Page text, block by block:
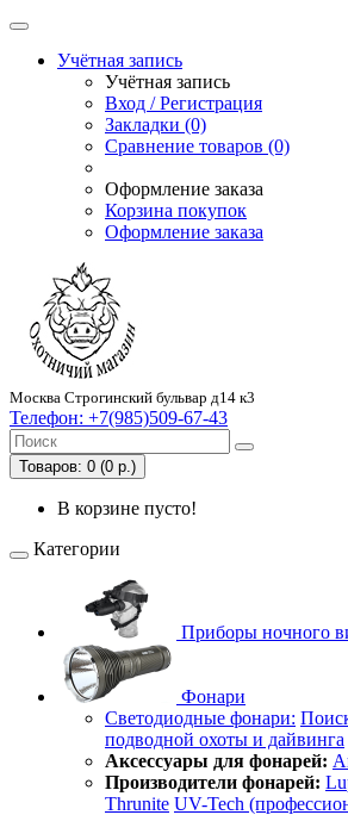
Учётная запись
Учётная запись
Вход / Регистрация
Закладки (0)
Сравнение товаров (0)
Оформление заказа
Корзина покупок
Оформление заказа
Москва Строгинский бульвар д14 к3
Телефон: +7(985)509-67-43
Товаров: 0 (0 р.)
В корзине пусто!
Категории
Приборы ночного
Фонари
Светодиодные фонари:
подводной охоты и дайвинга
Аксессуары для фонарей:
Производители фонарей:
Thrunite UV-Tech